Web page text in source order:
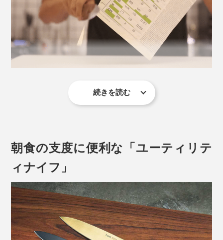
写真は「シェフズナイフ／チタンブラック」
繊維や果肉を潰さずきれいに切れるから、断面はとても
みずみずしい。いつも食べているトマトが、驚くほど舌
触りなめらかでおいしく感じます。
生魚の筋も、すんなりと捌（さば）けて楽しい！
度」と「強度」を絶妙なバランスで組み合わせた、まっ
たく新しい鋼材です。
続きを読む
朝食の支度に便利な「ユーティリテ
ィナイフ」